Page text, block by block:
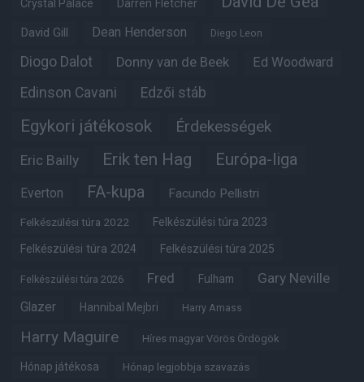
Crystal Palace Darren Fletcher
David Gill Dean Henderson Diego Leon
Diogo Dalot Donny van de Beek Ed Woodward
Edinson Cavani Edzői stáb
Egykori játékosok Érdekességek
Eric Bailly Erik ten Hag Európa-liga
Everton FA-kupa Facundo Pellistri
Felkészülési túra 2022 Felkészülési túra 2023
Felkészülési túra 2024 Felkészülési túra 2025
Felkészülési túra 2026 Fred Fulham Gary Neville
Glazer Hannibal Mejbri Harry Amass
Harry Maguire Híres magyar Vörös Ördögök
Hónap játékosa Hónap legjobbja szavazás